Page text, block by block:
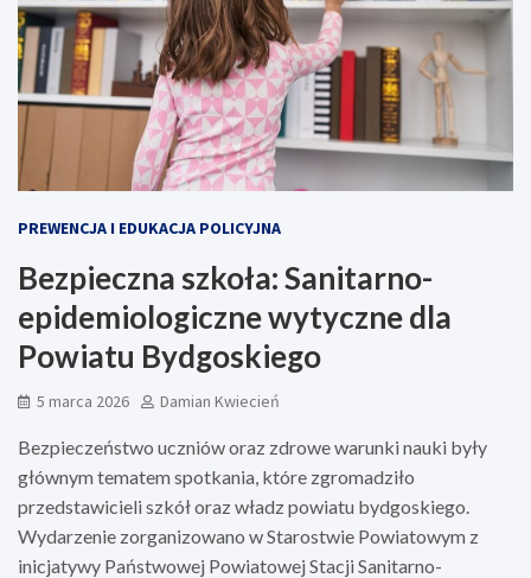
PREWENCJA I EDUKACJA POLICYJNA
Bezpieczna szkoła: Sanitarno-
epidemiologiczne wytyczne dla
Powiatu Bydgoskiego
5 marca 2026 Damian Kwiecień
Bezpieczeństwo uczniów oraz zdrowe warunki nauki były
głównym tematem spotkania, które zgromadziło
przedstawicieli szkół oraz władz powiatu bydgoskiego.
Wydarzenie zorganizowano w Starostwie Powiatowym z
inicjatywy Państwowej Powiatowej Stacji Sanitarno-